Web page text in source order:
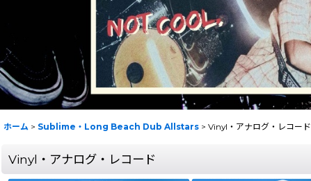
ホーム > Sublime・Long Beach Dub Allstars > Vinyl・アナログ・レコード
Vinyl・アナログ・レコード